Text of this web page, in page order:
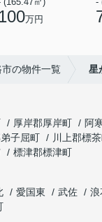
万円
市の物件一覧 星
厚岸郡厚岸町
阿
子屈町
川上郡標
標津郡標津町
愛国東 武佐 浪